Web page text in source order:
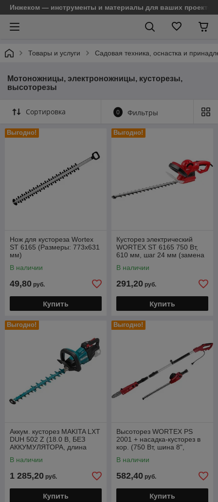
Инжеком — инструменты и материалы для ваших проектов
Товары и услуги Садовая техника, оснастка и
Мотоножницы, электроножницы, кусторезы,
высоторезы
Сортировка 0 Фильтры
Выгодно!
Нож для кустореза Wortex
ST 6165 (Размеры: 773х631
мм)
В наличии
49,80 руб.
Купить
Выгодно!
Кусторез электрический
WORTEX ST 6165 750 Вт,
610 мм, шаг 24 мм (замена
В наличии
291,20 руб.
Купить
Выгодно!
Аккум. кусторез MAKITA LXT
DUH 502 Z (18.0 В, БЕЗ
АККУМУЛЯТОРА, длина
мм, вес 4.1
В наличии
1 285,20 руб.
Купить
Выгодно!
Высоторез WORTEX PS
2001 + насадка-кусторез в
кор. (750 Вт, шина 8",
штанга до 2 м)
В наличии
582,40 руб.
Купить